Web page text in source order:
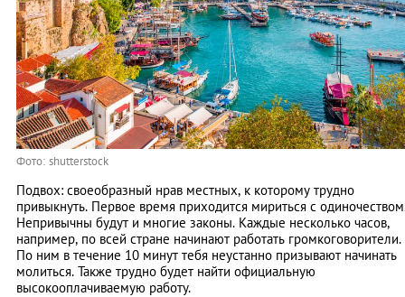
Фото: shutterstock
Подвох: своеобразный нрав местных, к которому трудно
привыкнуть. Первое время приходится мириться с
Непривычны будут и многие законы. Каждые несколько часов,
например, по всей стране начинают работать громкоговорители.
По ним в течение 10 минут тебя неустанно призывают начинать
молиться. Также трудно будет найти официальную
высокооплачиваемую работу.